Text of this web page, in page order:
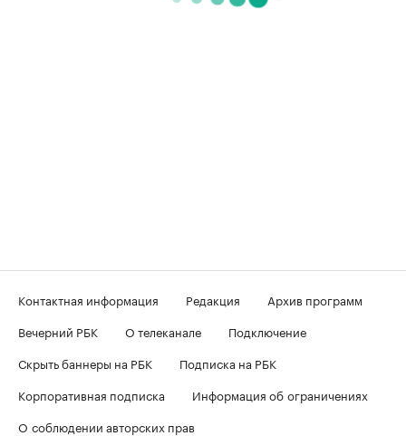
Контактная информация Редакция
Архив программ
Вечерний РБК
О телеканале
Подключение
Скрыть баннеры на РБК
Подписка на РБК
Корпоративная подписка
Информация об ограничениях
О соблюдении авторских прав